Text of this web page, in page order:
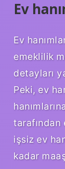
Ev
Ev
emeklilik
detayları
Peki, ev
tarafından
işsiz ev
kadar